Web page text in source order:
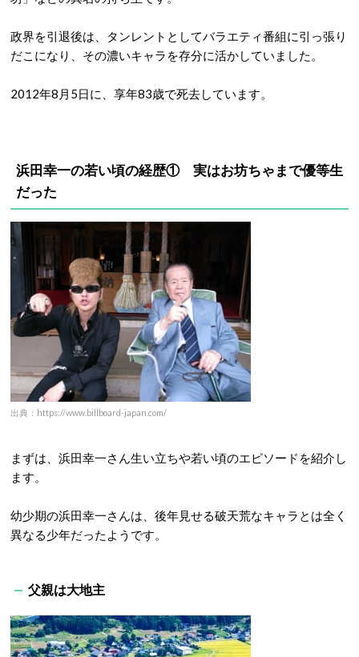
政界を引退後は、タンレントとしてバラエティ番組に引っ張り
だこになり、その濃いキャラを存分に活かしていました。
2012年8月5日に、享年83歳で死去しています。
浜田幸一の若い頃の経歴① 実はお坊ちゃまで優等生
だった
出典：https://www.billboard-japan.com/
まずは、浜田幸一さん生い立ちや若い頃のエピソードを紹介し
ます。
幼少期の浜田幸一さんは、後年見せる破天荒なキャラとは全く
異なる少年だったようです。
父親は大地主